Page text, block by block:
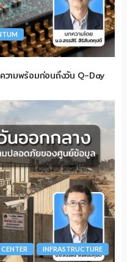
วามพร้อมก่อนถึงวัน Q-Day
INFRASTRUCTURE